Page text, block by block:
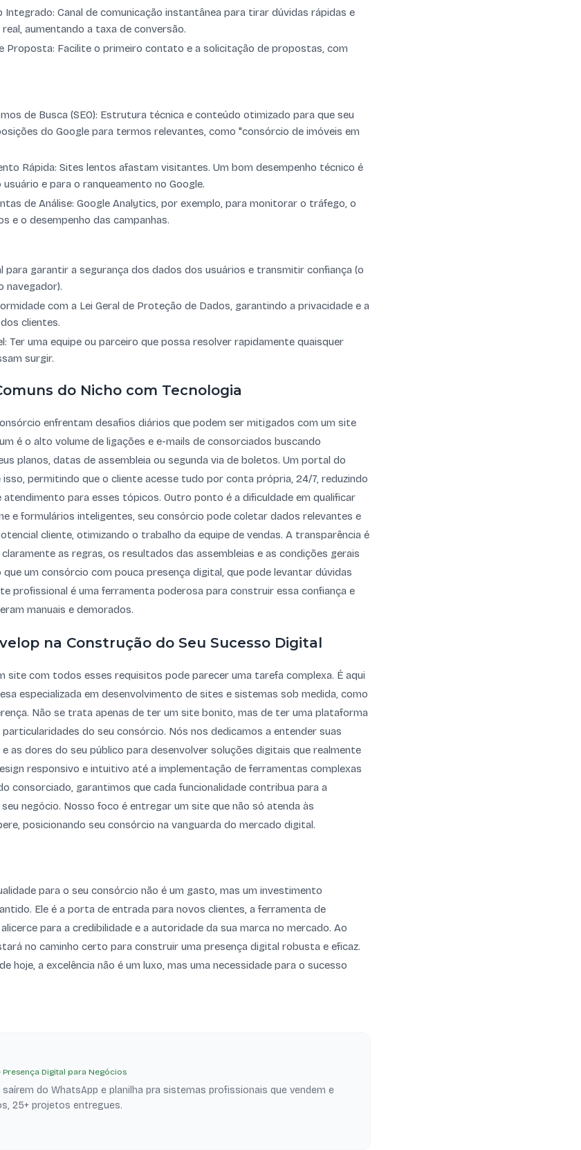
Integrado: Canal de comunicação instantânea para tirar dúvidas rápidas e
aumentando a taxa de conversão.
Proposta: Facilite o primeiro contato e a solicitação de propostas, com
de Busca (SEO): Estrutura técnica e conteúdo otimizado para que seu
do Google para termos relevantes, como "consórcio de imóveis em
Rápida: Sites lentos afastam visitantes. Um bom desempenho técnico é
e para o ranqueamento no Google.
de Análise: Google Analytics, por exemplo, para monitorar o tráfego, o
e o desempenho das campanhas.
para garantir a segurança dos dados dos usuários e transmitir confiança (o
navegador).
com a Lei Geral de Proteção de Dados, garantindo a privacidade e a
clientes.
Ter uma equipe ou parceiro que possa resolver rapidamente quaisquer
surgir.
do Nicho com Tecnologia
enfrentam desafios diários que podem ser mitigados com um site
é o alto volume de ligações e e-mails de consorciados buscando
planos, datas de assembleia ou segunda via de boletos. Um portal do
permitindo que o cliente acesse tudo por conta própria, 24/7, reduzindo
para esses tópicos. Outro ponto é a dificuldade em qualificar
e formulários inteligentes, seu consórcio pode coletar dados relevantes e
cliente, otimizando o trabalho da equipe de vendas. A transparência é
as regras, os resultados das assembleias e as condições gerais
um consórcio com pouca presença digital, que pode levantar dúvidas
profissional é uma ferramenta poderosa para construir essa confiança e
manuais e demorados.
na Construção do Seu Sucesso Digital
site com todos esses requisitos pode parecer uma tarefa complexa. É aqui
especializada em desenvolvimento de sites e sistemas sob medida, como
Não se trata apenas de ter um site bonito, mas de ter uma plataforma
do seu consórcio. Nós nos dedicamos a entender suas
as dores do seu público para desenvolver soluções digitais que realmente
responsivo e intuitivo até a implementação de ferramentas complexas
consorciado, garantimos que cada funcionalidade contribua para a
negócio. Nosso foco é entregar um site que não só atenda às
posicionando seu consórcio na vanguarda do mercado digital.
para o seu consórcio não é um gasto, mas um investimento
Ele é a porta de entrada para novos clientes, a ferramenta de
para a credibilidade e a autoridade da sua marca no mercado. Ao
no caminho certo para construir uma presença digital robusta e eficaz.
hoje, a excelência não é um luxo, mas uma necessidade para o sucesso
Presença Digital para Negócios
do WhatsApp e planilha pra sistemas profissionais que vendem e
25+ projetos entregues.